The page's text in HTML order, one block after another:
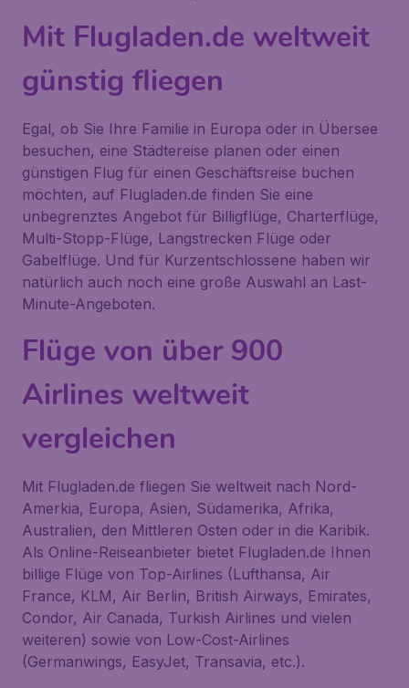
Mit Flugladen.de weltweit
günstig fliegen
Egal, ob Sie Ihre Familie in Europa oder in Übersee
besuchen, eine Städtereise planen oder einen
günstigen Flug für einen Geschäftsreise buchen
möchten, auf Flugladen.de finden Sie eine
unbegrenztes Angebot für Billigflüge, Charterflüge,
Multi-Stopp-Flüge, Langstrecken Flüge oder
Gabelflüge. Und für Kurzentschlossene haben wir
natürlich auch noch eine große Auswahl an Last-
Minute-Angeboten.
Flüge von über 900
Airlines weltweit
vergleichen
Mit Flugladen.de fliegen Sie weltweit nach Nord-
Amerkia, Europa, Asien, Südamerika, Afrika,
Australien, den Mittleren Osten oder in die Karibik.
Als Online-Reiseanbieter bietet Flugladen.de Ihnen
billige Flüge von Top-Airlines (Lufthansa, Air
France, KLM, Air Berlin, British Airways, Emirates,
Condor, Air Canada, Turkish Airlines und vielen
weiteren) sowie von Low-Cost-Airlines
(Germanwings, EasyJet, Transavia, etc.).